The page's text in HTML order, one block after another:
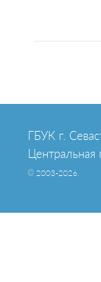
ГБУК г.
Центральная
© 2003-2026.